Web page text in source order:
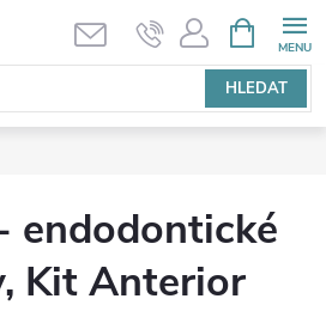
HLEDAT
NÁKUPNÍ
KOŠÍK
endodontické
Kit Anterior